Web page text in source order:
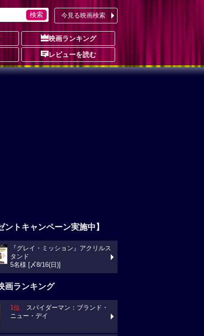
今見る映画検索
映画ランキング
レビューを読む
ントキャンペーン実施中】
『グレイ・ミッション』アクリルス
タンド
5名様 [〆8/16(日)]
画ランキング
1位 スパイダーマン：ブランド・
ニュー・デイ